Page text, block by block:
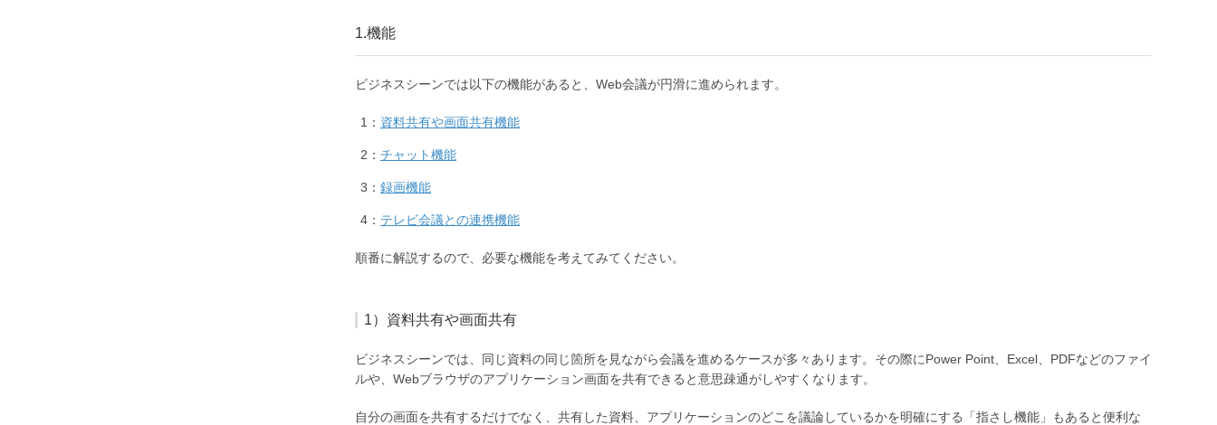
1.機能
ビジネスシーンでは以下の機能があると、Web会議が円滑に進められます。
資料共有や画面共有機能
チャット機能
録画機能
テレビ会議との連携機能
順番に解説するので、必要な機能を考えてみてください。
1）資料共有や画面共有
ビジネスシーンでは、同じ資料の同じ箇所を見ながら会議を進めるケースが多々あります。その際にPower Point、Excel、PDFなどのファイ
ルや、Webブラウザのアプリケーション画面を共有できると意思疎通がしやすくなります。
自分の画面を共有するだけでなく、共有した資料、アプリケーションのどこを議論しているかを明確にする「指さし機能」もあると便利な